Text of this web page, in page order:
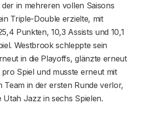
in mehreren vollen Saisons
Triple-Double erzielte, mit
Punkten, 10,3 Assists und 10,1
Westbrook schleppte sein
in die Playoffs, glänzte erneut
Spiel und musste erneut mit
Team in der ersten Runde verlor,
Utah Jazz in sechs Spielen.